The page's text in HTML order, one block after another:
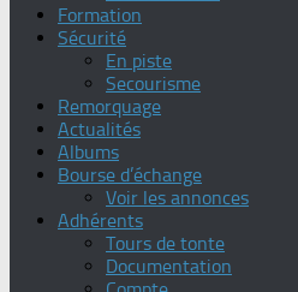
Formation
Sécurité
En piste
Secourisme
Remorquage
Actualités
Albums
Bourse d’échange
Voir les annonces
Adhérents
Tours de tonte
Documentation